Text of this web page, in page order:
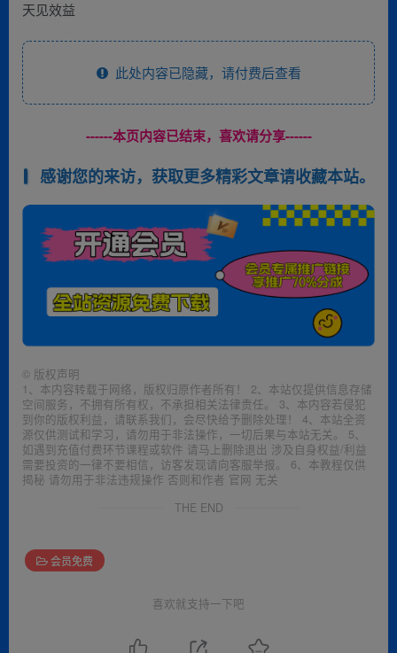
此处内容已隐藏，请付费后查看
------本页内容已结束，喜欢请分享------
感谢您的来访，获取更多精彩文章请收藏本站。
© 版权声明
1、本内容转载于网络，版权归原作者所有！ 2、本站仅提供信息存储
空间服务，不拥有所有权，不承担相关法律责任。 3、本内容若侵犯
到你的版权利益，请联系我们，会尽快给予删除处理！ 4、本站全资
源仅供测试和学习，请勿用于非法操作，一切后果与本站无关。 5、
如遇到充值付费环节课程或软件 请马上删除退出 涉及自身权益/利益
需要投资的一律不要相信，访客发现请向客服举报。 6、本教程仅供
揭秘 请勿用于非法违规操作 否则和作者 官网 无关
THE END
会员免费
喜欢就支持一下吧